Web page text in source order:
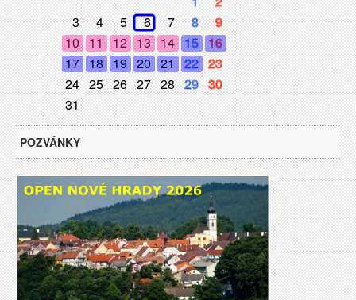
3
4 5 6 7 8
9
10
11 12 13 14 15 16
17 18 19 20 21 22 23
24 25 26 27 28 29 30
31
POZVÁNKY